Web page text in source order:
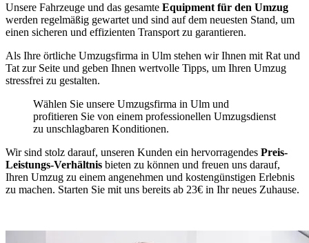
Unsere Fahrzeuge und das gesamte Equipment für den Umzug
werden regelmäßig gewartet und sind auf dem neuesten Stand, um
einen sicheren und effizienten Transport zu garantieren.
Als Ihre örtliche Umzugsfirma in Ulm stehen wir Ihnen mit Rat und
Tat zur Seite und geben Ihnen wertvolle Tipps, um Ihren Umzug
stressfrei zu gestalten.
Wählen Sie unsere Umzugsfirma in Ulm und
profitieren Sie von einem professionellen Umzugsdienst
zu unschlagbaren Konditionen.
Wir sind stolz darauf, unseren Kunden ein hervorragendes Preis-
Leistungs-Verhältnis bieten zu können und freuen uns darauf,
Ihren Umzug zu einem angenehmen und kostengünstigen Erlebnis
zu machen. Starten Sie mit uns bereits ab 23€ in Ihr neues Zuhause.